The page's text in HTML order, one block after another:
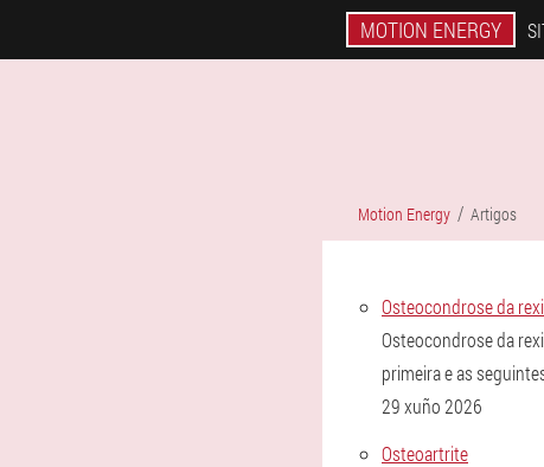
MOTION ENERGY
Motion Energy Artigos
Osteocondrose da
Osteocondrose da
primeira e as
29 xuño 2026
Osteoartrite